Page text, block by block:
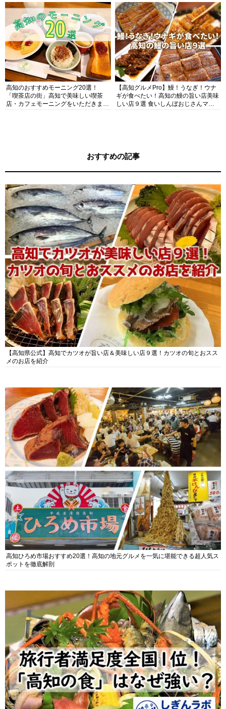
高知のおすすめモーニング20選！
「喫茶店の街」高知で美味しい喫茶
店・カフェモーニングをいただきま
【高知グルメPro】鰻！うなぎ！ウナ
ギが食べたい！高知の鰻の旨い店美味
しい店９選 食いしんぼおじさんマッ
おすすめの記事
【高知県公式】高知でカツオが旨い店＆美味しい店９選！カツオの旬とおスス
メのお店を紹介
高知ひろめ市場おすすめ20選！高知の地元グルメを一気に堪能できる超人気ス
ポットを徹底解剖